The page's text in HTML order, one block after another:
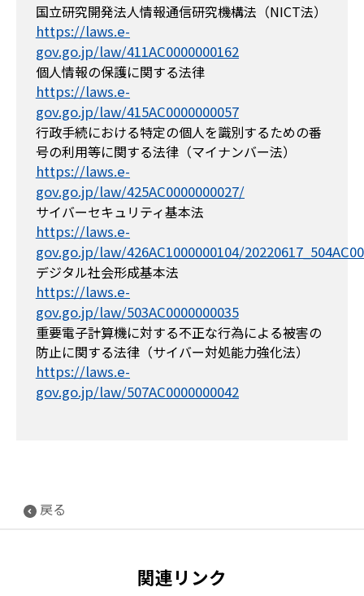
国立研究開発法人情報通信研究機構法（NICT法）
https://laws.e-
gov.go.jp/law/411AC0000000162
個人情報の保護に関する法律
https://laws.e-
gov.go.jp/law/415AC0000000057
行政手続における特定の個人を識別するための番
号の利用等に関する法律（マイナンバー法）
https://laws.e-
gov.go.jp/law/425AC0000000027/
サイバーセキュリティ基本法
https://laws.e-
gov.go.jp/law/426AC1000000104/
デジタル社会形成基本法
https://laws.e-
gov.go.jp/law/503AC0000000035
重要電子計算機に対する不正な行為による被害の
防止に関する法律（サイバー対処能力強化法）
https://laws.e-
gov.go.jp/law/507AC0000000042
戻る
関連リンク